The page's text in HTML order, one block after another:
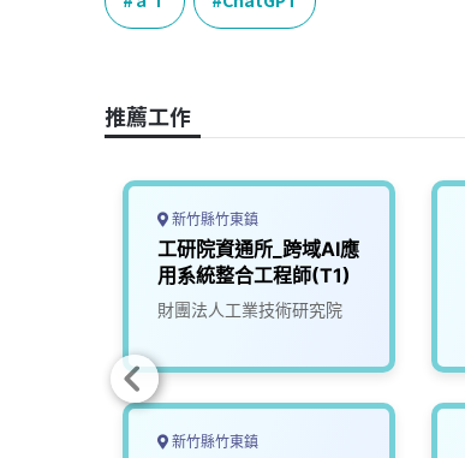
b
k
a
e
推薦工作
新竹縣竹東鎮
工研院資通所_跨域AI應
用系統整合工程師(T1)
財團法人工業技術研究院
新竹縣竹東鎮